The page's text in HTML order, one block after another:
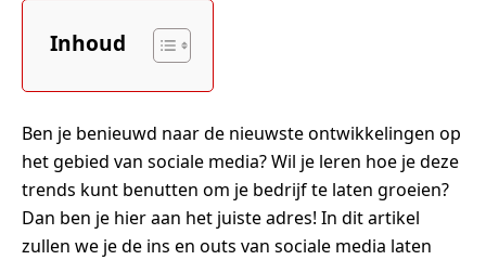
Inhoud
Ben je benieuwd naar de nieuwste ontwikkelingen op
het gebied van sociale media? Wil je leren hoe je deze
trends kunt benutten om je bedrijf te laten groeien?
Dan ben je hier aan het juiste adres! In dit artikel
zullen we je de ins en outs van sociale media laten